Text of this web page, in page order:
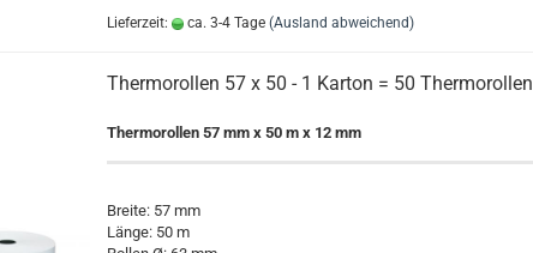
Lieferzeit: ca. 3-4 Tage (Ausland abweichend)
Thermorollen 57 x 50 - 1 Karton = 50 Thermorollen
Thermorollen 57 mm x 50 m x 12 mm
Breite: 57 mm
Länge: 50 m